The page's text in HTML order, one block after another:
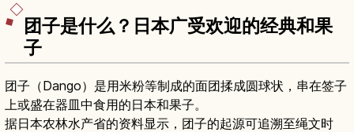
团子是什么？日本广受欢迎的经典和果
子
团子（Dango）是用米粉等制成的面团揉成圆球状，串在签子
上或盛在器皿中食用的日本和果子。
据日本农林水产省的资料显示，团子的起源可追溯至绳文时